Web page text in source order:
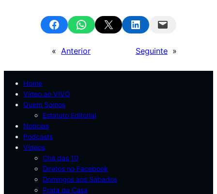
Share on FacebookShare on WhatsApp
Email this Page Share on LinkedInEmail this Page
« Anterior Seguinte »
Home
Vídeo ao VIVO
Quem Somos
Estatuto Editorial
Notícias
Podcasts
Vídeos
Chá das 10
Diretos no Facebook
Domingos aos Sábados
Prata da Casa